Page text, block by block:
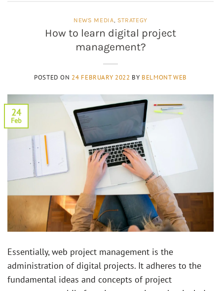
NEWS MEDIA, STRATEGY
How to learn digital project
management?
POSTED ON 24 FEBRUARY 2022 BY BELMONT WEB
24
Feb
Essentially, web project management is the
administration of digital projects. It adheres to the
fundamental ideas and concepts of project